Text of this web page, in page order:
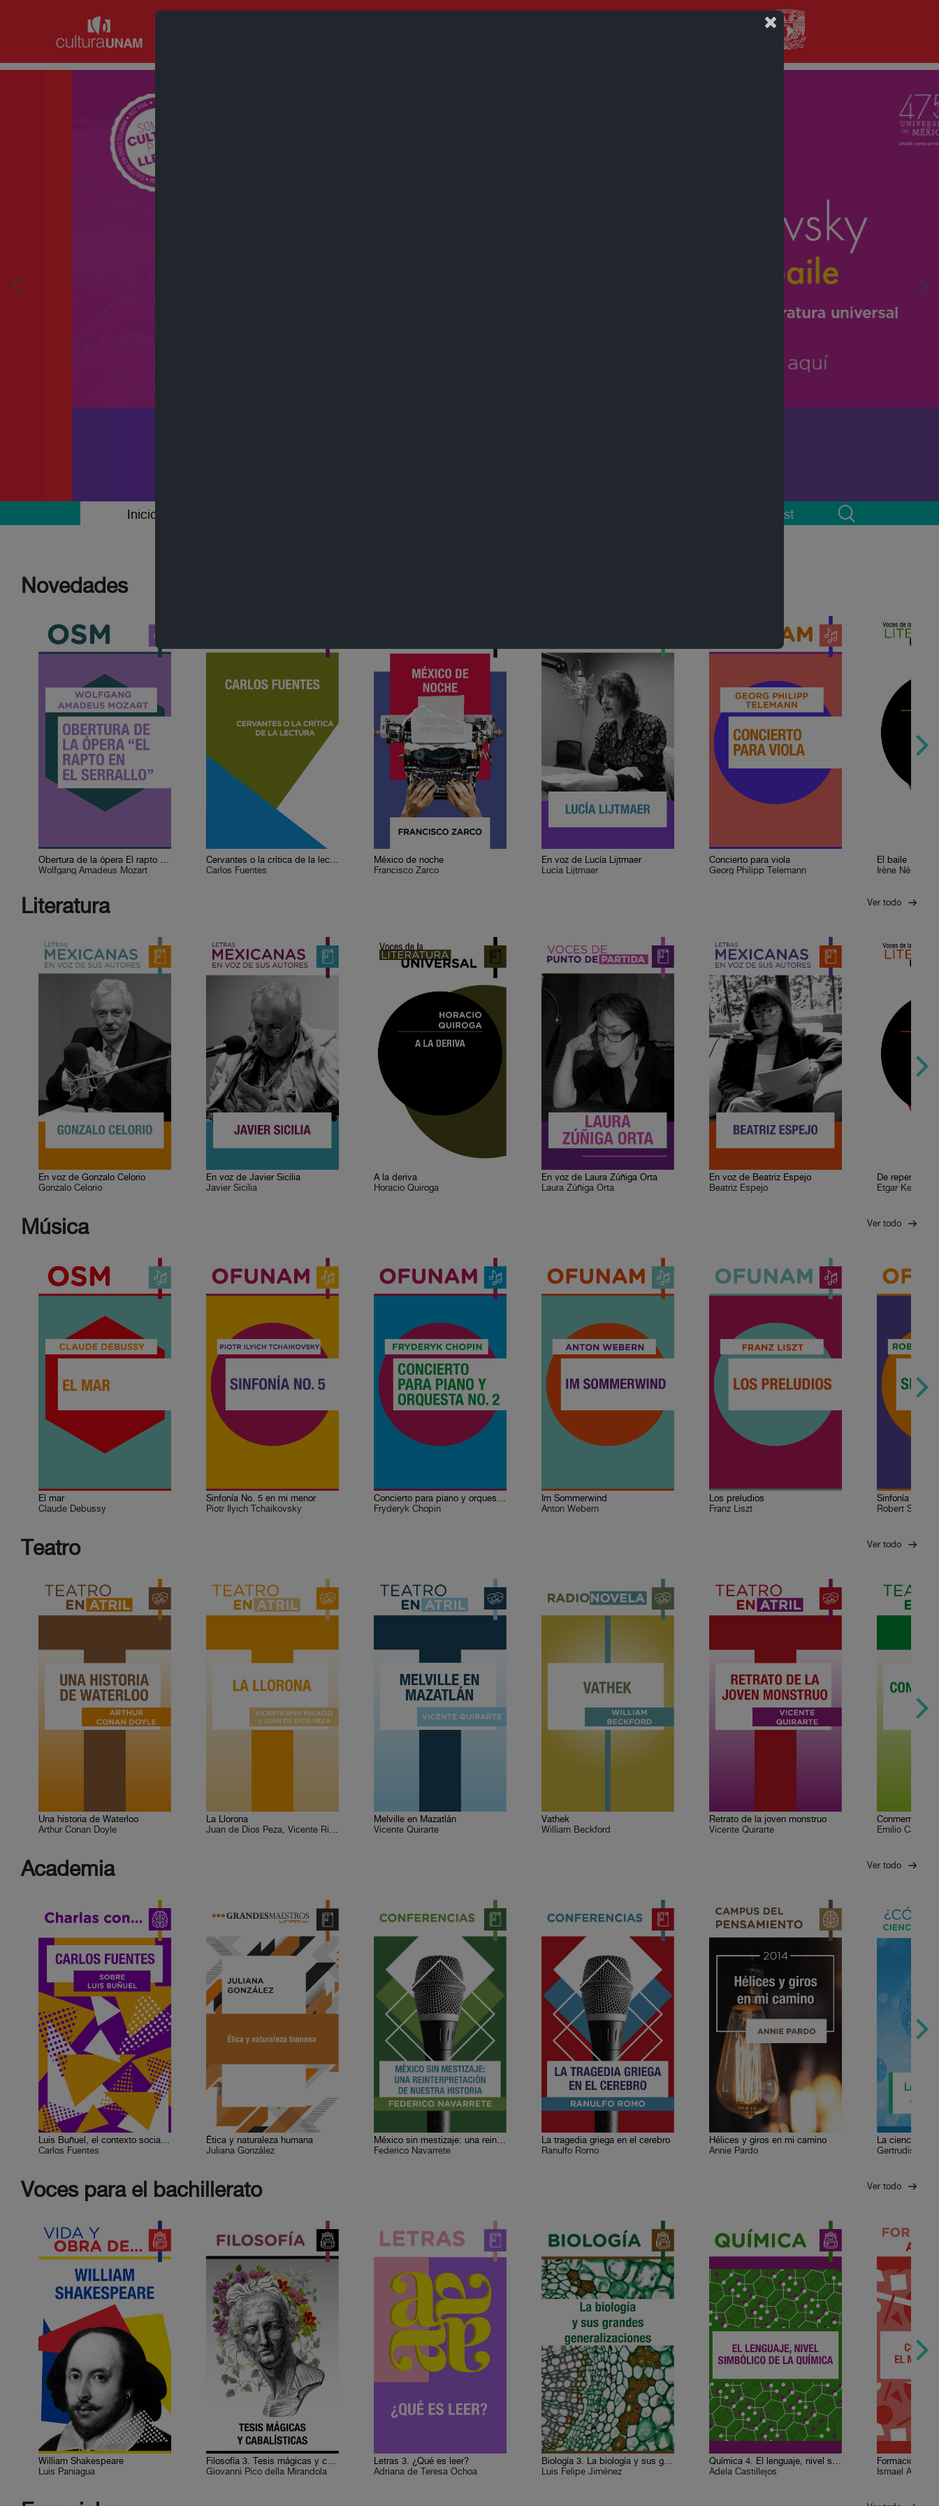
Inicio Podcast
Novedades
Obertura de la ópera El rapto en el serrallo
Wolfgang Amadeus Mozart
Cervantes o la crítica de la lectura
Carlos Fuentes
México de noche
Francisco Zarco
En voz de Lucía Lijtmaer
Lucía Lijtmaer
Concierto para viola
Georg Philipp Telemann
El baile
Irène
Literatura Ver todo
En voz de Gonzalo Celorio
Gonzalo Celorio
En voz de Javier Sicilia
Javier Sicilia
A la deriva
Horacio Quiroga
En voz de Laura Zúñiga Orta
Laura Zúñiga Orta
En voz de Beatriz Espejo
Beatriz Espejo
Etgar Keret
Música Ver todo
El mar
Claude Debussy
Sinfonía No. 5 en mi menor
Piotr Ilyich Tchaikovsky
Concierto para piano y orquesta No. 2 en fa menor
Fryderyk Chopin
Im Sommerwind
Anton Webern
Los preludios
Franz Liszt
Sinfonía No. 4
Robert
Teatro Ver todo
Una historia de Waterloo
Arthur Conan Doyle
La Llorona
Juan de Dios Peza, Vicente Riva Palacio
Melville en Mazatlán
Vicente Quirarte
Vathek
William Beckford
Retrato de la joven monstruo
Vicente Quirarte
Emilio
Academia Ver todo
Luis Buñuel, el contexto social y literario de su obra fílmica
Carlos Fuentes
Ética y naturaleza humana
Juliana González
México sin mestizaje: una reinterpretación de nuestra historia
Federico Navarrete
La tragedia griega en el cerebro
Ranulfo Romo
Hélices y giros en mi camino
Annie Pardo
La ciencia por
Gertrudis
Voces para el bachillerato Ver todo
William Shakespeare
Luis Paniagua
Filosofía 3. Tesis mágicas y cabalísticas
Giovanni Pico della Mirandola
Letras 3. ¿Qué es leer?
Adriana de Teresa Ochoa
Biología 3. La biología y sus grandes generalizaciones
Luis Felipe Jiménez
Química 4. El lenguaje, nivel simbólico de la química
Adela Castillejos